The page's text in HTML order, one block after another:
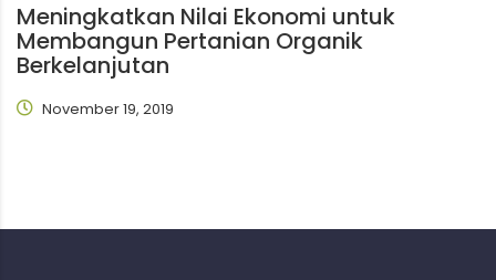
Meningkatkan Nilai Ekonomi untuk
Membangun Pertanian Organik
Berkelanjutan
November 19, 2019